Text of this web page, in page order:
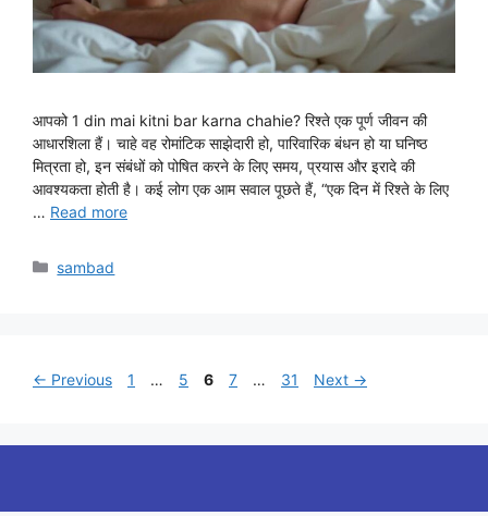
आपको 1 din mai kitni bar karna chahie? रिश्ते एक पूर्ण जीवन की
आधारशिला हैं। चाहे वह रोमांटिक साझेदारी हो, पारिवारिक बंधन हो या घनिष्ठ
मित्रता हो, इन संबंधों को पोषित करने के लिए समय, प्रयास और इरादे की
आवश्यकता होती है। कई लोग एक आम सवाल पूछते हैं, “एक दिन में रिश्ते के लिए
… Read more
Categories
sambad
← Previous Page
1 … Page
5 Page
6 Page
7 … Page
31 Next →